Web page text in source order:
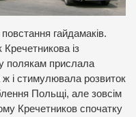
гайдамаків.
із
полякам прислала
ж і стимулювала розвиток
Польщі, але зовсім
Кречетников спочатку